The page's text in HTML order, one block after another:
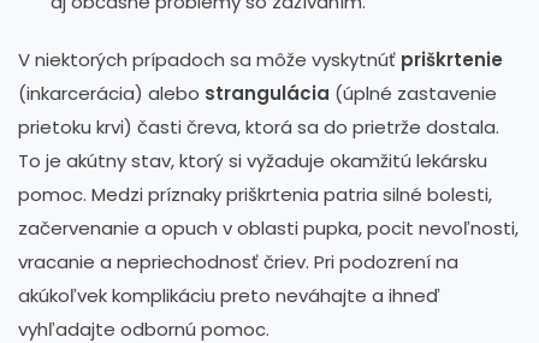
V niektorých prípadoch sa môže vyskytnúť priškrtenie
(inkarcerácia) alebo strangulácia (úplné zastavenie
prietoku krvi) časti čreva, ktorá sa do prietrže dostala.
To je akútny stav, ktorý si vyžaduje okamžitú lekársku
pomoc. Medzi príznaky priškrtenia patria silné bolesti,
začervenanie a opuch v oblasti pupka, pocit nevoľnosti,
vracanie a nepriechodnosť čriev. Pri podozrení na
akúkoľvek komplikáciu preto neváhajte a ihneď
vyhľadajte odbornú pomoc.